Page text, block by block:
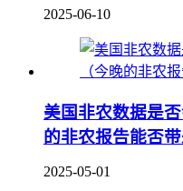
2025-06-10
美国非农数据是
的非农报告能否带
2025-05-01